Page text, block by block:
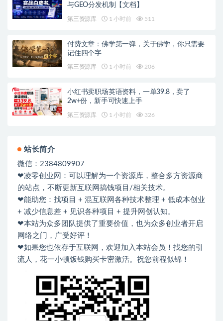
与GEO分发机制【文档】
第三资源库 1 小时前 511
付费文章：佛学第一弹，关于佛学，你只需要
记住四个字
第三资源库 1 小时前 206
小红书卖职场英语资料，一单39.8，卖了
2w+份，新手可快速上手
第三资源库 1 小时前 326
站长简介
微信：2384809907
❤凌零创业网：可以理解为一个资源库，整合多方资源商
的站点，不断更新互联网搞钱项目/相关技术。
❤能助您：找项目 + 混互联网各种技术整理 + 低成本创业
+ 减少信息差 + 见识各种项目 + 提升网创认知。
❤本站为众多团队提供了重要价值，也为众多创业者开启
网络之门，广受好评！
❤如果您也依存于互联网，欢迎加入本站会员！找您的引
流人，花一小顿饭钱购买卡密激活。祝您前程似锦！